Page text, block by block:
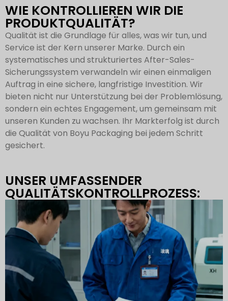
WIE KONTROLLIEREN WIR DIE
PRODUKTQUALITÄT?
Qualität ist die Grundlage für alles, was wir tun, und
Service ist der Kern unserer Marke. Durch ein
systematisches und strukturiertes After-Sales-
Sicherungssystem verwandeln wir einen einmaligen
Auftrag in eine sichere, langfristige Investition. Wir
bieten nicht nur Unterstützung bei der Problemlösung,
sondern ein echtes Engagement, um gemeinsam mit
unseren Kunden zu wachsen. Ihr Markterfolg ist durch
die Qualität von Boyu Packaging bei jedem Schritt
gesichert.
UNSER UMFASSENDER
QUALITÄTSKONTROLLPROZESS: